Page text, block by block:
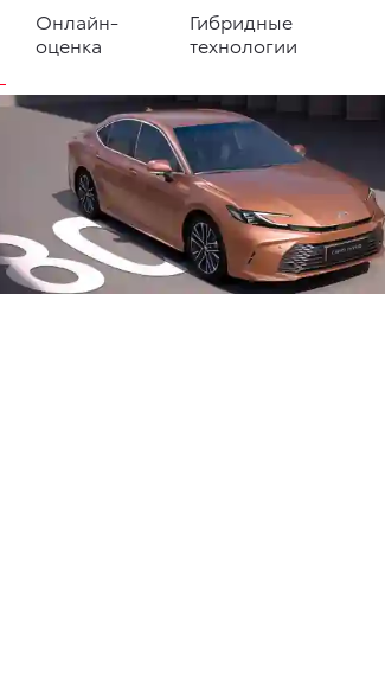
Онлайн-
оценка
Гибридные
технологии